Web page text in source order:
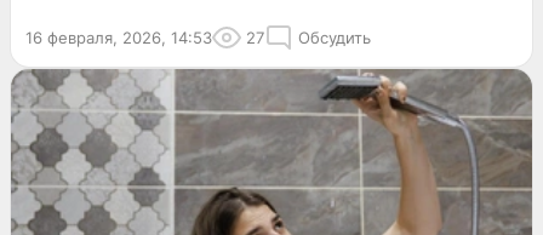
16 февраля, 2026, 14:53 27 Обсудить